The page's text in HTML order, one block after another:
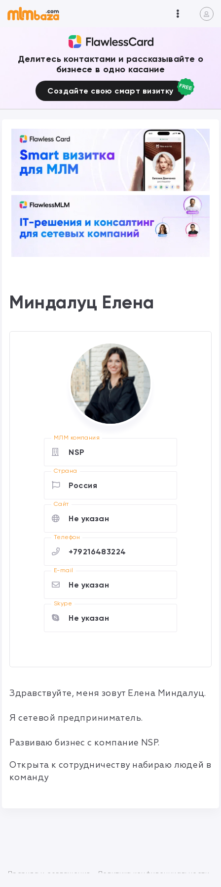
Делитесь контактами и рассказывайте о
бизнесе в одно касание
Создайте свою смарт визитку
Миндалуц Елена
МЛМ компания
NSP
Страна
Россия
Cайт
Не указан
Телефон
+79216483224
E-mail
Не указан
Skype
Не указан
Здравствуйте, меня зовут Елена Миндалуц.
Я сетевой предприниматель.
Развиваю бизнес с компание NSP.
Открыта к сотрудничеству набираю людей в
команду
Правила и соглашения Политика конфиденциальности